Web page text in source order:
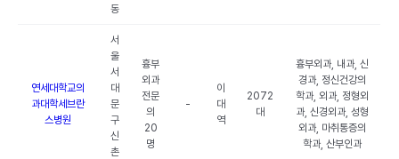
동
연세대학교의
과대학세브란
스병원
서
울
서
대
문
구
신
촌
흉부
외과
전문
의
20
명
-
이
대
역
2072
대
흉부외과, 내과, 신
경과, 정신건강의
학과, 외과, 정형외
과, 신경외과, 성형
외과, 마취통증의
학과, 산부인과